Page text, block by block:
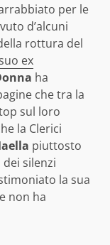
per le
d’alcuni
rottura del
ex
ha
che tra la
sul loro
la Clerici
piuttosto
silenzi
la sua
non ha